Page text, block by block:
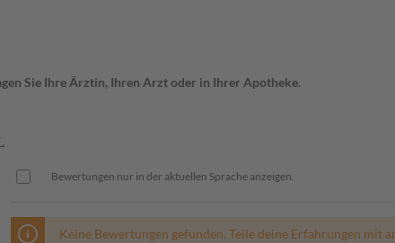
Sie Ihre Ärztin, Ihren Arzt oder in Ihrer Apotheke.
Bewertungen nur in der aktuellen Sprache anzeigen.
Keine Bewertungen gefunden. Teile deine Erfahrungen mit